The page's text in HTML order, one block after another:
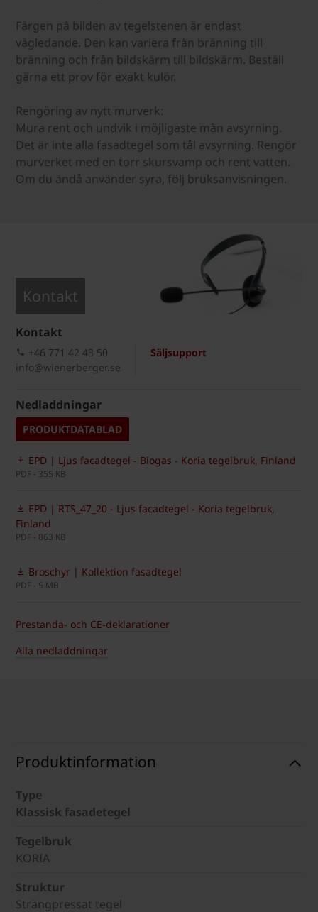
Färgen på bilden av tegelstenen är endast
vägledande. Den kan variera från bränning till
bränning och från bildskärm till bildskärm. Beställ
gärna ett prov för exakt kulör.
Rengöring av nytt murverk:
Mura rent och undvik i möjligaste mån avsyrning.
Det är inte alla fasadtegel som tål avsyrning. Rengör
murverket med en torr skursvamp och rent vatten.
Om du ändå använder syra, följ bruksanvisningen.
Kontakt
Kontakt
Säljsupport
+46 771 42 43 50
info@wienerberger.se
Nedladdningar
PRODUKTDATABLAD
EPD | Ljus facadtegel - Biogas - Koria tegelbruk, Finland
PDF - 355 KB
EPD | RTS_47_20 - Ljus facadtegel - Koria tegelbruk,
Finland
PDF - 863 KB
Broschyr | Kollektion fasadtegel
PDF - 5 MB
Prestanda- och CE-deklarationer
Alla nedladdningar
Produktinformation
Type
Klassisk fasadetegel
Tegelbruk
KORIA
Struktur
Strängpressat tegel